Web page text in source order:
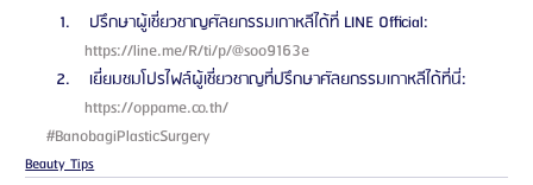
ปรึกษาผู้เชี่ยวชาญศัลยกรรมเกาหลีได้ที่ LINE Official:
https://line.me/R/ti/p/@soo9163e
เยี่ยมชมโปรไฟล์ผู้เชี่ยวชาญที่ปรึกษาศัลยกรรมเกาหลีได้ที่นี่:
https://oppame.co.th/
#BanobagiPlasticSurgery
Beauty Tips